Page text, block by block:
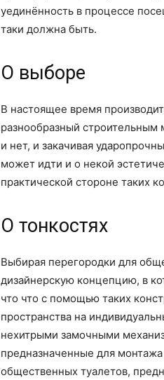
уединённость в процессе
таки должна быть.
О выборе
В настоящее время
разнообразный строительным
и нет, и закачивая
может идти и о некой
практической стороне таких
О тонкостях
Выбирая перегородки для
дизайнерскую концепцию, в
что что с помощью таких
пространства на
нехитрыми замочными
предназначенные для
общественных туалетов,